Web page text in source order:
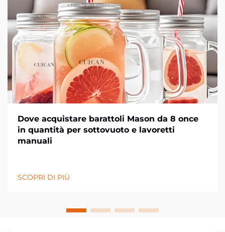
Dove acquistare barattoli Mason da 8 once
in quantità per sottovuoto e lavoretti
manuali
SCOPRI DI PIÙ